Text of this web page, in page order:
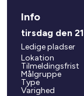
Info
tirsdag den
Ledige pladser
Lokation
Tilmeldingsfrist
Målgruppe
Type
Varighed